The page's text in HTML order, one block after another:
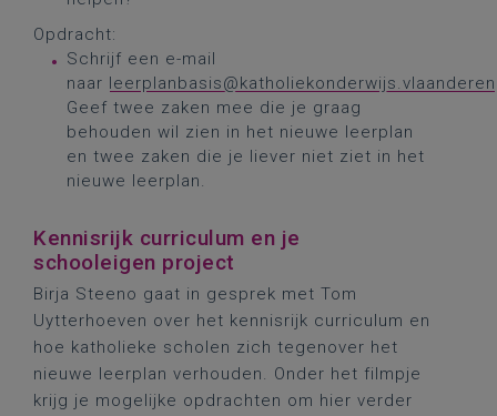
Opdracht:
Schrijf een e-mail
naar leerplanbasis@katholiekonderwijs.vlaanderen
Geef twee zaken mee die je graag
behouden wil zien in het nieuwe leerplan
en twee zaken die je liever niet ziet in het
nieuwe leerplan.
Kennisrijk curriculum en je
schooleigen project
Birja Steeno gaat in gesprek met Tom
Uytterhoeven over het kennisrijk curriculum en
hoe katholieke scholen zich tegenover het
nieuwe leerplan verhouden. Onder het filmpje
krijg je mogelijke opdrachten om hier verder